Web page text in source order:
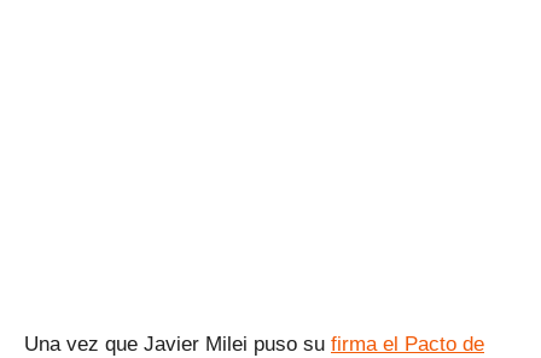
Una vez que Javier Milei puso su firma el Pacto de